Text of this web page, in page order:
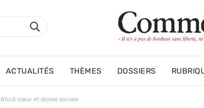
Rechercher
ACTUALITÉS THÈMES DOSSIERS
Atout cœur et donne sociale